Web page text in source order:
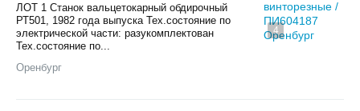
4
ЛОТ 1 Станок вальцетокарный обдирочный
РТ501, 1982 года выпуска Тех.состояние по
электрической части: разукомплектован
Тех.состояние по...
Оренбург